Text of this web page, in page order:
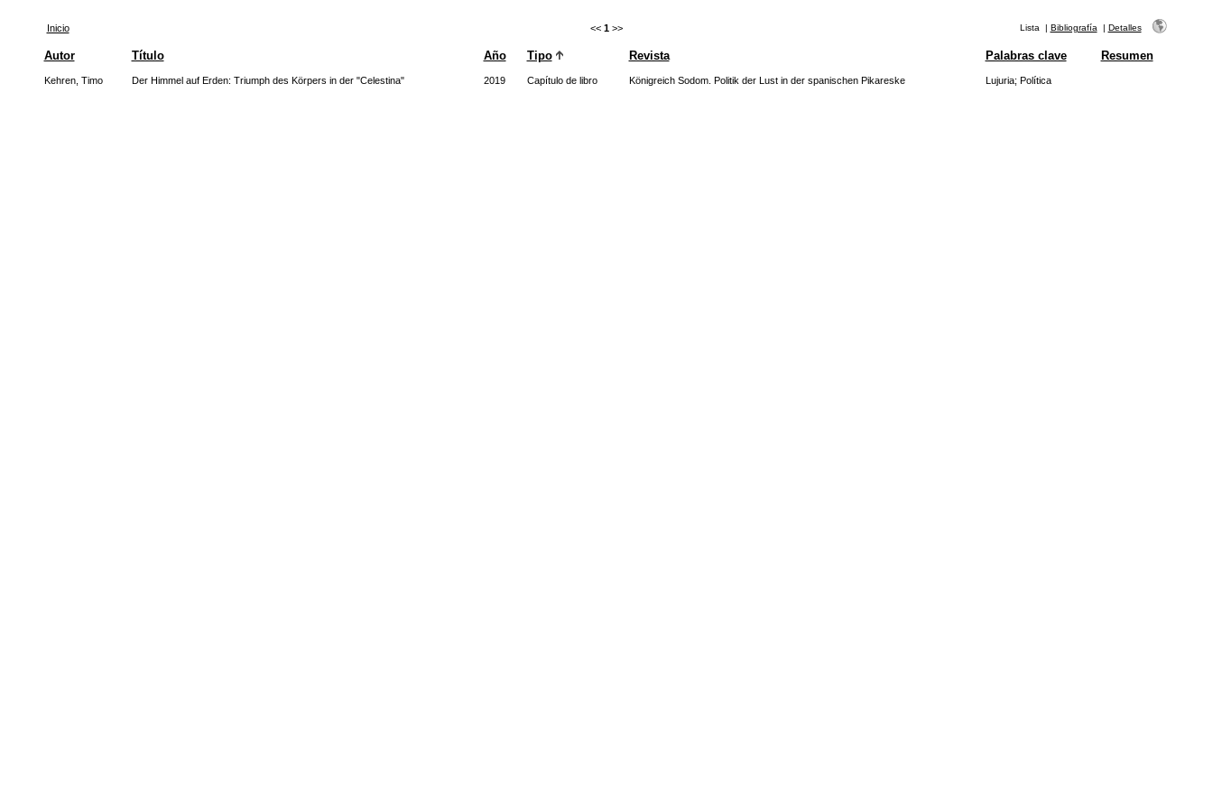
Inicio << 1 >> Lista | Bibliografía | Detalles
Autor Título Año Tipo Revista Palabras clave Resumen
Kehren, Timo Der Himmel auf Erden: Triumph des Körpers in der "Celestina" 2019 Capítulo de libro Königreich Sodom. Politik der Lust in der spanischen Pikareske Lujuria; Política